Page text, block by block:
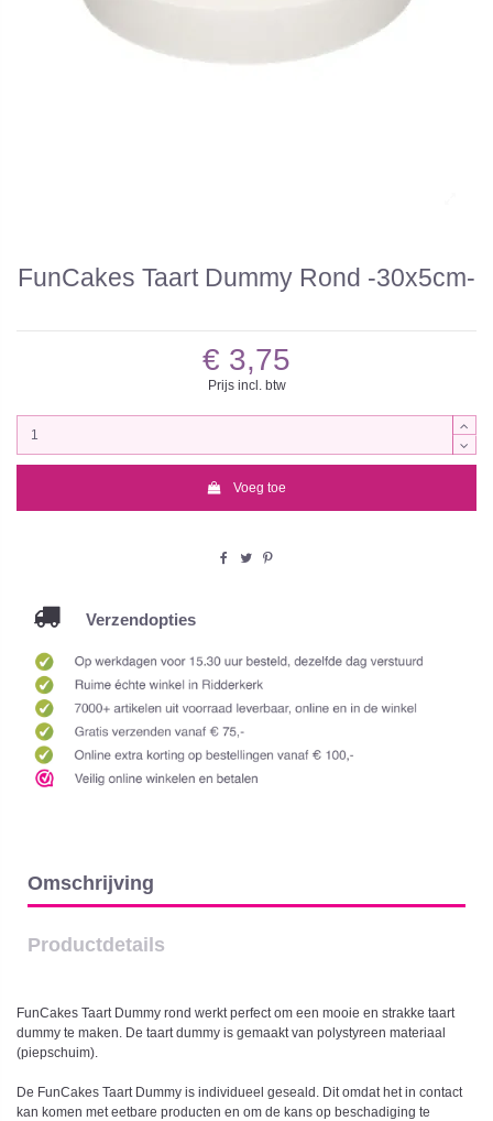
FunCakes Taart Dummy Rond -30x5cm-
€ 3,75
Prijs incl. btw
Voeg toe
Verzendopties
Omschrijving
Productdetails
FunCakes Taart Dummy rond werkt perfect om een mooie en strakke taart
dummy te maken. De taart dummy is gemaakt van polystyreen materiaal
(piepschuim).
De FunCakes Taart Dummy is individueel geseald. Dit omdat het in contact
kan komen met eetbare producten en om de kans op beschadiging te